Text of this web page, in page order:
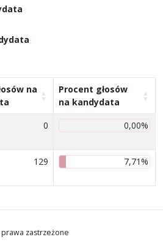
na
Procent głosów
na kandydata
0 0,00%
129 7,71%
zastrzeżone